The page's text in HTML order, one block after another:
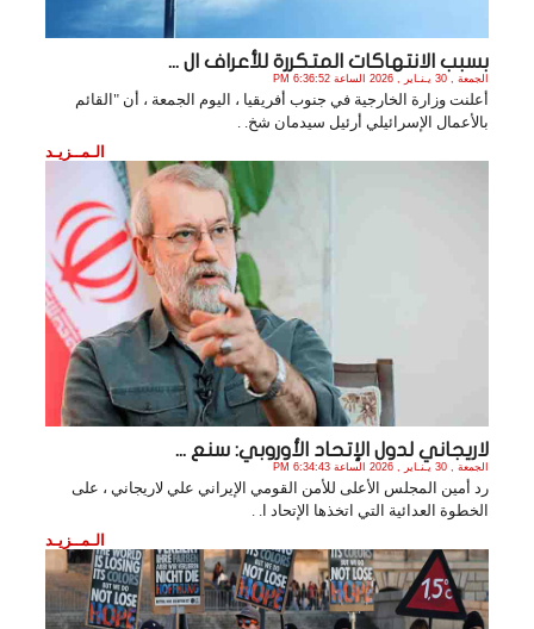
بسبب الانتهاكات المتكررة للأعراف ال ...
الجمعة , 30 يـنـاير , 2026 الساعة 6:36:52 PM
أعلنت وزارة الخارجية في جنوب أفريقيا ، اليوم الجمعة ، أن "القائم
بالأعمال الإسرائيلي أرئيل سيدمان شخ. .
الـمــزيـد
لاريجاني لدول الإتحاد الأوروبي: سنع ...
الجمعة , 30 يـنـاير , 2026 الساعة 6:34:43 PM
رد أمين المجلس الأعلى للأمن القومي الإيراني علي لاريجاني ، على
الخطوة العدائية التي اتخذها الإتحاد ا. .
الـمــزيـد